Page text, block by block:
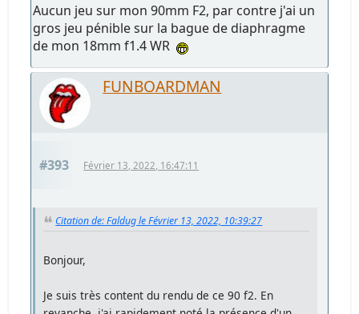
Aucun jeu sur mon 90mm F2, par contre j'ai un
gros jeu pénible sur la bague de diaphragme
de mon 18mm f1.4 WR
FUNBOARDMAN
#393 Février 13, 2022, 16:47:11
Citation de: Faldug le Février 13, 2022, 10:39:27
Bonjour,
Je suis très content du rendu de ce 90 f2. En